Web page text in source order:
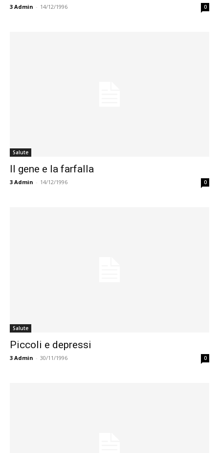
3 Admin - 14/12/1996 0
Salute
Il gene e la farfalla
3 Admin - 14/12/1996 0
Salute
Piccoli e depressi
3 Admin - 30/11/1996 0